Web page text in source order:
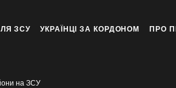
ЗСУ УКРАЇНЦІ ЗА КОРДОНОМ ПРО
на ЗСУ